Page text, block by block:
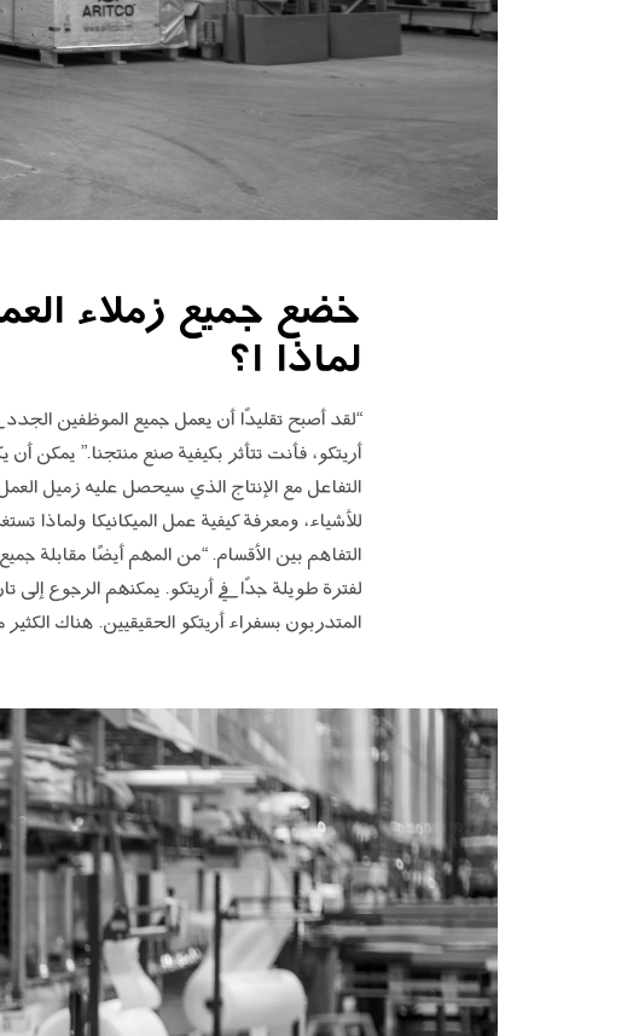
خضع جميع زملاء
لماذا ا؟
“لقد أصبح تقليدًا أن يعمل جميع الموظفين
أريتكو، فأنت تتأثر بكيفية صنع منتجنا.” يمكن
التفاعل مع الإنتاج الذي سيحصل عليه زميل
للأشياء، ومعرفة كيفية عمل الميكانيكا ولماذا
التفاهم بين الأقسام. “من المهم أيضًا مقابلة
لفترة طويلة جدًا في أريتكو. يمكنهم الرجوع
المتدربون بسفراء أريتكو الحقيقيين. هناك